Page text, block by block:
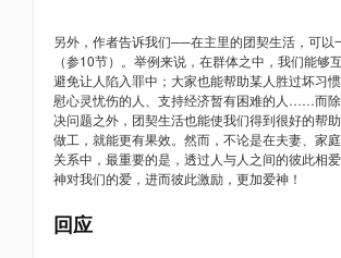
另外，作者告诉我们──在主里的团契生活，可以
（参10节）。举例来说，在群体之中，我们能够
避免让人陷入罪中；大家也能帮助某人胜过坏习
慰心灵忧伤的人、支持经济暂有困难的人……而
决问题之外，团契生活也能使我们得到很好的帮
做工，就能更有果效。然而，不论是在夫妻、家
关系中，最重要的是，透过人与人之间的彼此相
神对我们的爱，进而彼此激励，更加爱神！
回应